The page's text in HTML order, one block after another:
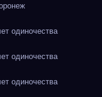
одиночества
одиночества
одиночества